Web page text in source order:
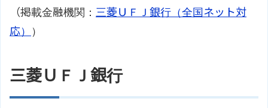
（掲載金融機関： 三菱ＵＦＪ銀行（全国ネット対
応）
）
三菱ＵＦＪ銀行